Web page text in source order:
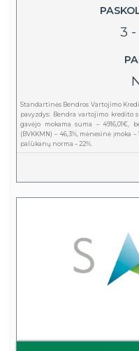
3
Standartinės Bendros Vartojimo
pavyzdys: Bendra vartojimo kredito
gavėjo mokama suma –
(BVKKMN) – 46,3%, mėnesinė įmoka
palūkanų norma – 22%.